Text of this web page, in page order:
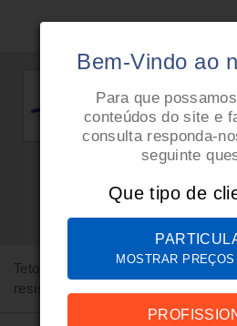
Bem-Vindo ao
Para que
conteúdos do site e
consulta responda-
seguinte
Que tipo de
MOSTRAR
Tetos para tendas Line em
resistentes aos UV.